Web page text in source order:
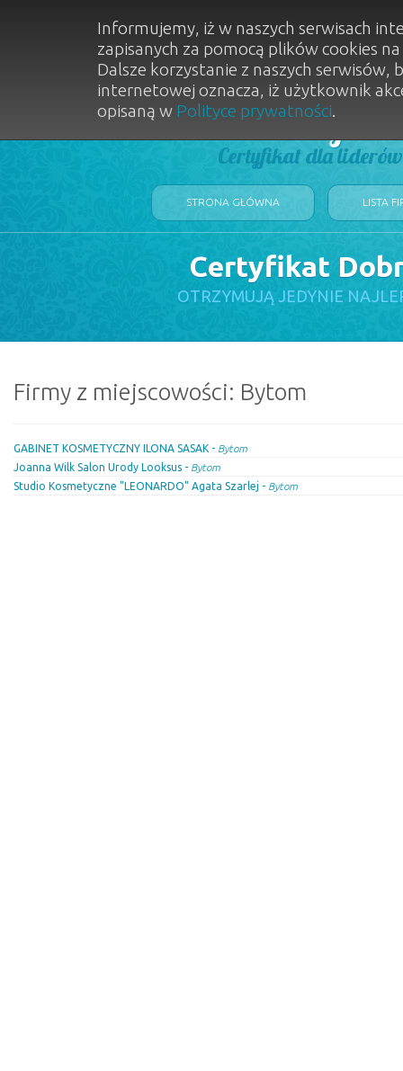
Dobry
Certyfikat dla
STRONA GŁÓWNA LISTA
Certyfikat
OTRZYMUJĄ JEDYNIE
Firmy z miejscowości: Bytom
GABINET KOSMETYCZNY ILONA SASAK - Bytom
Joanna Wilk Salon Urody Looksus - Bytom
Studio Kosmetyczne "LEONARDO" Agata Szarlej - Bytom
Informujemy, iż w naszych serwisach
zapisanych za pomocą plików cookies
Dalsze korzystanie z naszych
internetowej oznacza, iż użytkownik
opisaną w Polityce prywatności.